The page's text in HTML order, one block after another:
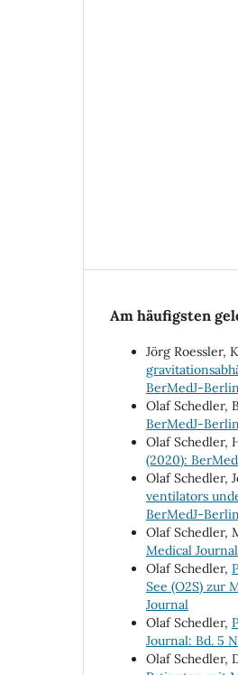
Am häufigsten
Jörg Roessler,
BerMedJ-
Olaf Schedler,
BerMedJ-
Olaf Schedler,
(2020):
Olaf Schedler,
ventilators
BerMedJ-
Olaf Schedler,
Medical Journal
Olaf Schedler,
See (O2S) zur
Journal
Olaf Schedler,
Journal: Bd. 5
Olaf Schedler,